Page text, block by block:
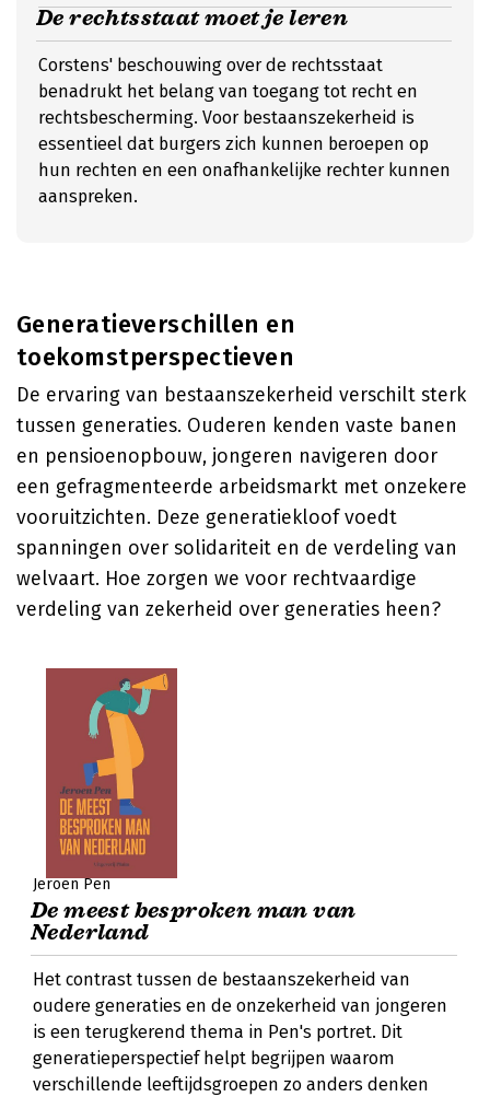
De rechtsstaat moet je leren
Corstens' beschouwing over de rechtsstaat
benadrukt het belang van toegang tot recht en
rechtsbescherming. Voor bestaanszekerheid is
essentieel dat burgers zich kunnen beroepen op
hun rechten en een onafhankelijke rechter kunnen
aanspreken.
Generatieverschillen en
toekomstperspectieven
De ervaring van bestaanszekerheid verschilt sterk
tussen generaties. Ouderen kenden vaste banen
en pensioenopbouw, jongeren navigeren door
een gefragmenteerde arbeidsmarkt met onzekere
vooruitzichten. Deze generatiekloof voedt
spanningen over solidariteit en de verdeling van
welvaart. Hoe zorgen we voor rechtvaardige
verdeling van zekerheid over generaties heen?
Jeroen Pen
De meest besproken man van
Nederland
Het contrast tussen de bestaanszekerheid van
oudere generaties en de onzekerheid van jongeren
is een terugkerend thema in Pen's portret. Dit
generatieperspectief helpt begrijpen waarom
verschillende leeftijdsgroepen zo anders denken